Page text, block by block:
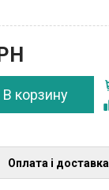
В корзину
Оплата і доставка